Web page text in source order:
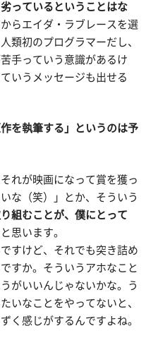
っているということはな
らエイダ・ラブレースを選
類初のプログラマーだし、
手っていう意識があるけ
いうメッセージも出せる
を執筆する」というのは予
れが映画になって賞を獲っ
な（笑）」とか、そういう
組むことが、僕にとって
思います。
すけど、それでも突き詰め
すか。そういうアホなこと
がいいんじゃないかな。う
いなことをやってないと、
く感じがするんですよね。